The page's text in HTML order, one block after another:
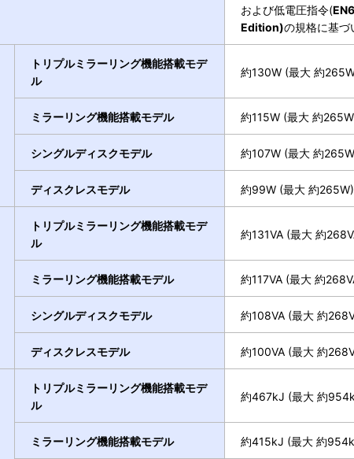
および低電圧指令(
Edition)の規格に基づ
トリプルミラーリング機能搭載モデ
ル
約130W (最大 約
ミラーリング機能搭載モデル 約115W (最大 約
シングルディスクモデル 約107W (最大 約
ディスクレスモデル 約99W (最大 約265W)
トリプルミラーリング機能搭載モデ
ル
約131VA (最大 約
ミラーリング機能搭載モデル 約117VA (最大 約
シングルディスクモデル 約108VA (最大 約
ディスクレスモデル 約100VA (最大 約
トリプルミラーリング機能搭載モデ
ル
約467kJ (最大 約
ミラーリング機能搭載モデル 約415kJ (最大 約